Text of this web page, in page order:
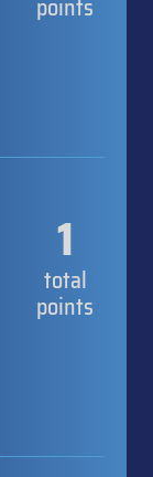
points
1
total
points